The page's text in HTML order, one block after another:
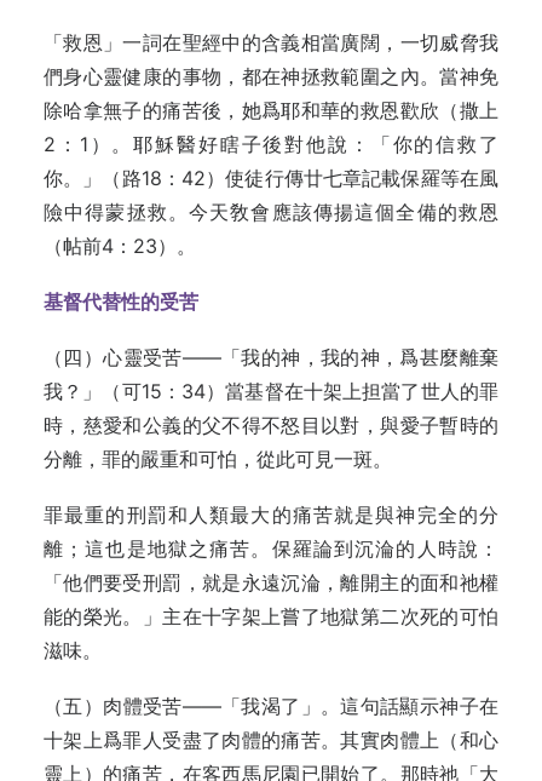
「救恩」一詞在聖經中的含義相當廣闊，一切威脅我
們身心靈健康的事物，都在神拯救範圍之內。當神免
除哈拿無子的痛苦後，她爲耶和華的救恩歡欣（撒上
2：1）。耶穌醫好瞎子後對他說：「你的信救了
你。」（路18：42）使徒行傳廿七章記載保羅等在風
險中得蒙拯救。今天敎會應該傳揚這個全備的救恩
（帖前4：23）。
基督代替性的受苦
（四）心靈受苦——「我的神，我的神，爲甚麼離棄
我？」（可15：34）當基督在十架上担當了世人的罪
時，慈愛和公義的父不得不怒目以對，與愛子暫時的
分離，罪的嚴重和可怕，從此可見一斑。
罪最重的刑罰和人類最大的痛苦就是與神完全的分
離；這也是地獄之痛苦。保羅論到沉淪的人時說：
「他們要受刑罰，就是永遠沉淪，離開主的面和祂權
能的榮光。」主在十字架上嘗了地獄第二次死的可怕
滋味。
（五）肉體受苦——「我渴了」。這句話顯示神子在
十架上爲罪人受盡了肉體的痛苦。其實肉體上（和心
靈上）的痛苦，在客西馬尼園已開始了。那時祂「大